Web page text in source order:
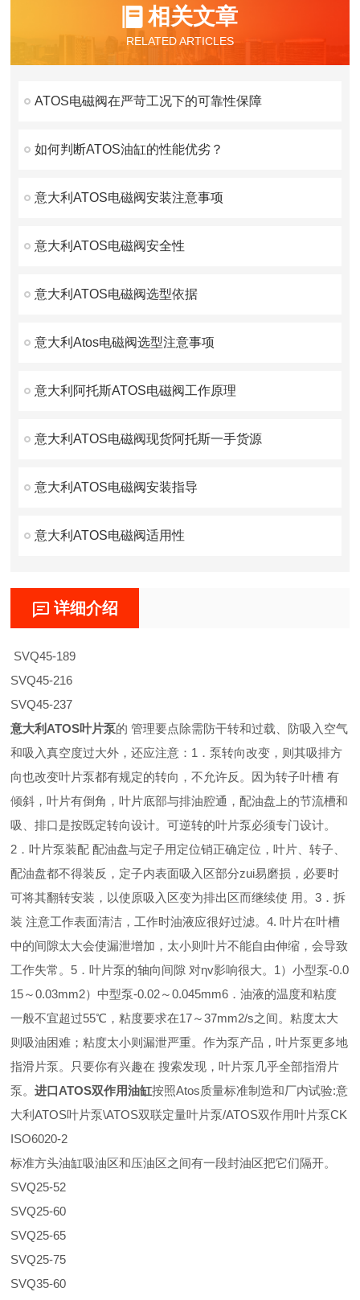
相关文章
RELATED ARTICLES
ATOS电磁阀在严苛工况下的可靠性保障
如何判断ATOS油缸的性能优劣？
意大利ATOS电磁阀安装注意事项
意大利ATOS电磁阀安全性
意大利ATOS电磁阀选型依据
意大利Atos电磁阀选型注意事项
意大利阿托斯ATOS电磁阀工作原理
意大利ATOS电磁阀现货阿托斯一手货源
意大利ATOS电磁阀安装指导
意大利ATOS电磁阀适用性
详细介绍
SVQ45-189
SVQ45-216
SVQ45-237
意大利ATOS叶片泵的 管理要点除需防干转和过载、防吸入空气
和吸入真空度过大外，还应注意：1．泵转向改变，则其吸排方
向也改变叶片泵都有规定的转向，不允许反。因为转子叶槽 有
倾斜，叶片有倒角，叶片底部与排油腔通，配油盘上的节流槽和
吸、排口是按既定转向设计。可逆转的叶片泵必须专门设计。
2．叶片泵装配 配油盘与定子用定位销正确定位，叶片、转子、
配油盘都不得装反，定子内表面吸入区部分zui易磨损，必要时
可将其翻转安装，以使原吸入区变为排出区而继续使 用。3．拆
装 注意工作表面清洁，工作时油液应很好过滤。4. 叶片在叶槽
中的间隙太大会使漏泄增加，太小则叶片不能自由伸缩，会导致
工作失常。5．叶片泵的轴向间隙 对ηv影响很大。1）小型泵-0.0
15～0.03mm2）中型泵-0.02～0.045mm6．油液的温度和粘度
一般不宜超过55℃，粘度要求在17～37mm2/s之间。粘度太大
则吸油困难；粘度太小则漏泄严重。作为泵产品，叶片泵更多地
指滑片泵。只要你有兴趣在 搜索发现，叶片泵几乎全部指滑片
泵。进口ATOS双作用油缸按照Atos质量标准制造和厂内试验:意
大利ATOS叶片泵\ATOS双联定量叶片泵/ATOS双作用叶片泵CK
ISO6020-2
标准方头油缸吸油区和压油区之间有一段封油区把它们隔开。
SVQ25-52
SVQ25-60
SVQ25-65
SVQ25-75
SVQ35-60